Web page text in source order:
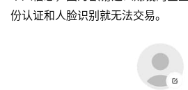
份认证和人脸识别就无法交易。